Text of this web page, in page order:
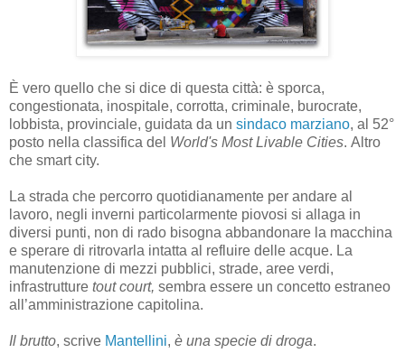
È vero quello che si dice di questa città: è sporca,
congestionata, inospitale, corrotta, criminale, burocrate,
lobbista, provinciale, guidata da un sindaco marziano, al 52°
posto nella classifica del World's Most Livable Cities. Altro
che smart city.
La strada che percorro quotidianamente per andare al
lavoro, negli inverni particolarmente piovosi si allaga in
diversi punti, non di rado bisogna abbandonare la macchina
e sperare di ritrovarla intatta al refluire delle acque. La
manutenzione di mezzi pubblici, strade, aree verdi,
infrastrutture tout court, sembra essere un concetto estraneo
all’amministrazione capitolina.
Il brutto, scrive Mantellini, è una specie di droga.